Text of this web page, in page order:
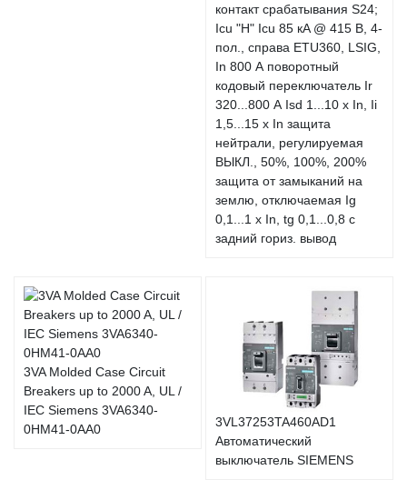
контакт срабатывания S24;
Icu "H" Icu 85 кA @ 415 В, 4-
пол., справа ETU360, LSIG,
In 800 А поворотный
кодовый переключатель Ir
320...800 А Isd 1...10 x In, Ii
1,5...15 x In защита
нейтрали, регулируемая
ВЫКЛ., 50%, 100%, 200%
защита от замыканий на
землю, отключаемая Ig
0,1...1 x In, tg 0,1...0,8 с
задний гориз. вывод
3VA Molded Case Circuit
Breakers up to 2000 A, UL /
IEC Siemens 3VA6340-
0HM41-0AA0
3VL37253TA460AD1
Автоматический
выключатель SIEMENS